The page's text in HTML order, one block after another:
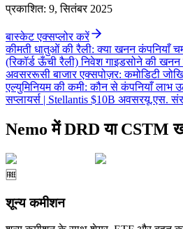
प्रकाशित: 9, सितंबर 2025
बास्केट एक्सप्लोर करें
कीमती धातुओं की रैली: क्या खनन कंपनियाँ
(रिकॉर्ड ऊँची रैली) निवेश गाइडसोने की खनन
अवसररूसी बाजार एक्सपोज़र: कमोडिटी
एल्युमिनियम की कमी: कौन से कंपनियाँ लाभ
सप्लायर्स | Stellantis $10B अवसरयू.एस.
Nemo में DRD या CSTM
🆓
शून्य कमीशन